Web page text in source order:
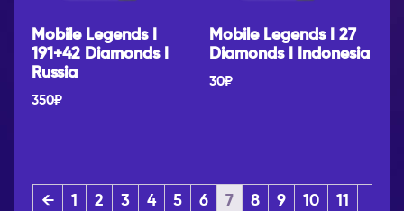
Mobile Legends I
191+42 Diamonds I
Russia
350₽
Mobile Legends I 27
Diamonds I Indonesia
30₽
← 1 2 3 4 5 6 7 8 9 10
11